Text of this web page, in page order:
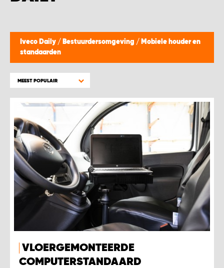
Iveco Daily / Bestuurdersomgeving / Mobiele houder en
standaarden
MEEST POPULAIR
VLOERGEMONTEERDE
COMPUTERSTANDAARD
WORK SYSTEM ELST
WORK SYSTEM GORREDIJK
WORK SYSTEM GRONINGEN
WORK SYSTEM HARDERWIJK
WORK SYSTEM HARMELEN
WORK SYSTEM HARTWERD
WORK SYSTEM HEERLEN
WORK SYSTEM KOOTWIJKERBROEK